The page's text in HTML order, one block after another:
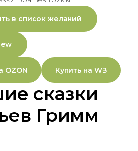
в список желаний
OZON Купить на WB
сказки
Гримм